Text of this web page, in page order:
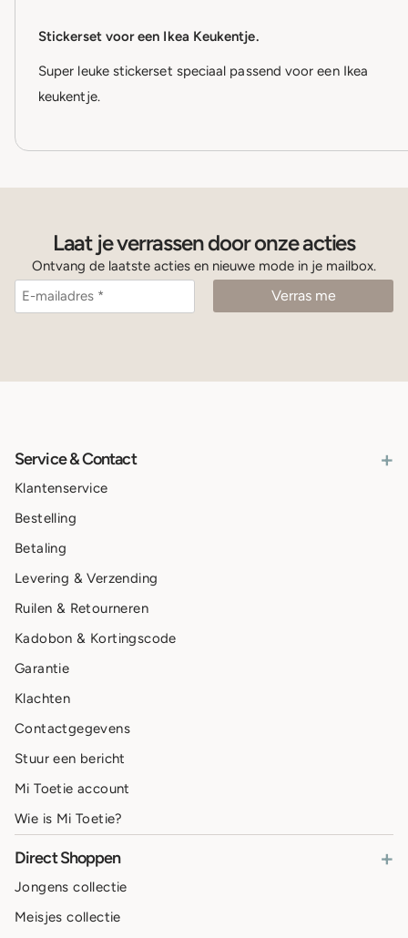
Stickerset voor een Ikea Keukentje.
Super leuke stickerset speciaal passend voor een Ikea
keukentje.
Laat je verrassen door onze acties
Ontvang de laatste acties en nieuwe mode in je mailbox.
Service & Contact +
Klantenservice
Bestelling
Betaling
Levering & Verzending
Ruilen & Retourneren
Kadobon & Kortingscode
Garantie
Klachten
Contactgegevens
Stuur een bericht
Mi Toetie account
Wie is Mi Toetie?
Direct Shoppen +
Jongens collectie
Meisjes collectie